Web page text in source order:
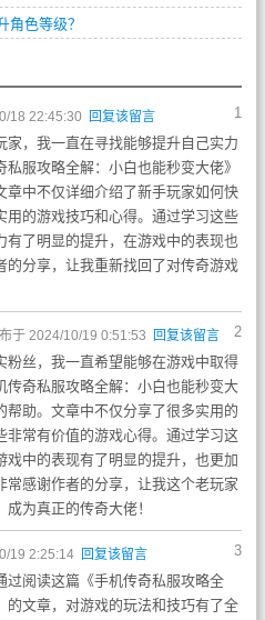
角色等级？
1
18 22:45:30 回复该留言
家，我一直在寻找能够提升自己实力
服攻略全解：小白也能秒变大佬》
章中不仅详细介绍了新手玩家如何快
用的游戏技巧和心得。通过学习这些
有了明显的提升，在游戏中的表现也
的分享，让我重新找回了对传奇游戏
2
于 2024/10/19 0:51:53 回复该留言
粉丝，我一直希望能够在游戏中取得
传奇私服攻略全解：小白也能秒变大
帮助。文章中不仅分享了很多实用的
非常有价值的游戏心得。通过学习这
戏中的表现有了明显的提升，也更加
常感谢作者的分享，让我这个老玩家
为真正的传奇大佬！
3
19 2:25:14 回复该留言
过阅读这篇《手机传奇私服攻略全
的文章，对游戏的玩法和技巧有了全